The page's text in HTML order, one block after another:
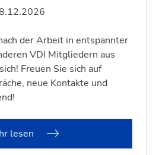
der Arbeit in entspannter
VDI Mitgliedern aus
Freuen Sie sich auf
neue Kontakte und
lesen